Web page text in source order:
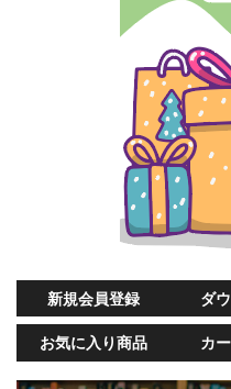
新規会員登録 ダ
お気に入り商品 カ